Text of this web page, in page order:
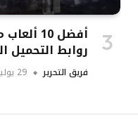
أفضل 10
روابط التحميل
فريق التحرير 29 يوليو, 2024